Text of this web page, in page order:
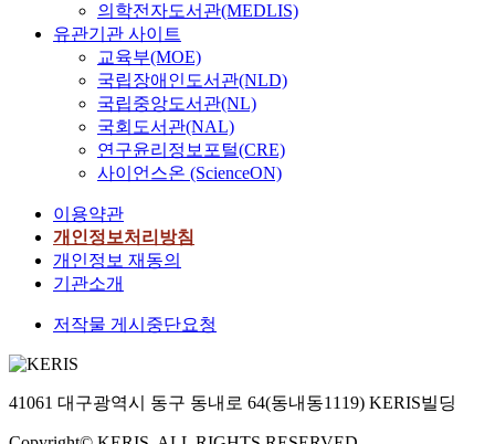
의학전자도서관(MEDLIS)
유관기관 사이트
교육부(MOE)
국립장애인도서관(NLD)
국립중앙도서관(NL)
국회도서관(NAL)
연구윤리정보포털(CRE)
사이언스온 (ScienceON)
이용약관
개인정보처리방침
개인정보 재동의
기관소개
저작물 게시중단요청
41061 대구광역시 동구 동내로 64(동내동1119) KERIS빌딩